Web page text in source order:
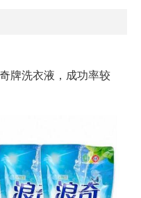
牌洗衣液，成功率较